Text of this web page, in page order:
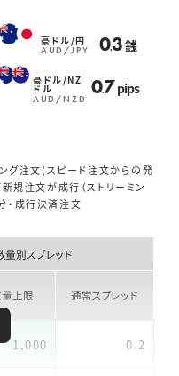
豪ドル/円
AUD/JPY 0.3銭
豪ドル/NZ
ドル
AUD/NZD 0.7 pips
グ注文(スピード注文からの発
新規注文が成行（ストリーミン
・成行決済注文
量別スプレッド
上限 通常スプレッド
1,000 0.2